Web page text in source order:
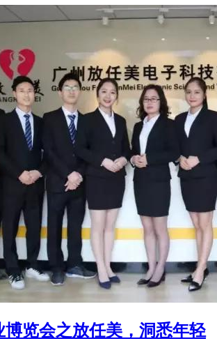
博览会之放任美，洞悉年轻